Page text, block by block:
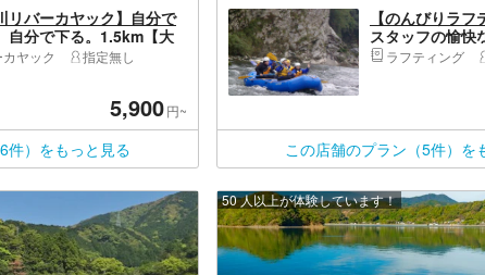
リバーカヤック】自分で
自分で下る。1.5km【大
】
カヤック 指定無し
5,900円~
件）をもっと見る
【のんびりラフ
スタッフの愉快
心！ぷかぷか川
ラフティング
この店舗のプラン（5件）を
50 人以上が体験しています！